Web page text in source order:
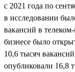
с 2021 года по
в исследовании
вакансий в
бизнесе было
10,6 тысяч
опубликовали 16,8